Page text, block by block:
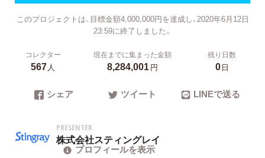
このプロジェクトは、目標金額4,000,000円を達成し、2020年6月12日
23:59に終了しました。
コレクター
567人
現在までに集まった金額
8,284,001円
残り日数
0日
シェア ツイート LINEで送る
PRESENTER
株式会社スティングレイ
プロフィールを表示